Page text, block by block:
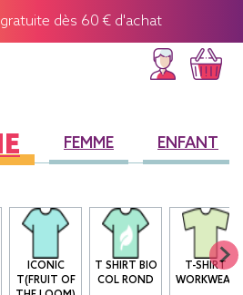
dès 60 € d'achat
FEMME ENFANT
ICONIC
T(FRUIT OF
T SHIRT BIO
COL ROND
T-SHIRT
WORKWEAR